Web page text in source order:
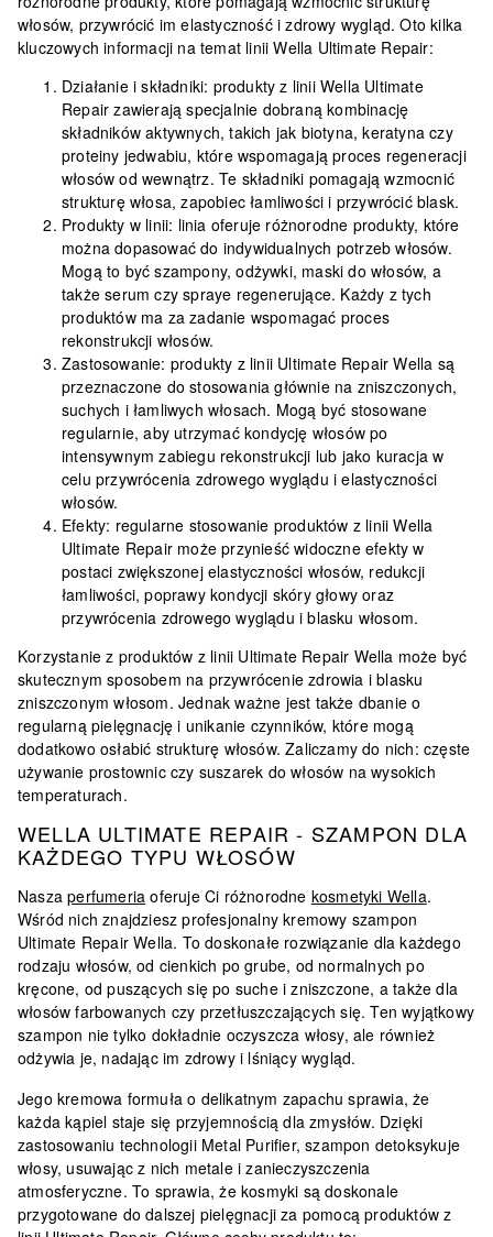
włosów, przywrócić im elastyczność i zdrowy wygląd. Oto kilka
kluczowych informacji na temat linii Wella Ultimate Repair:
Działanie i składniki: produkty z linii Wella Ultimate
Repair zawierają specjalnie dobraną kombinację
składników aktywnych, takich jak biotyna, keratyna czy
proteiny jedwabiu, które wspomagają proces regeneracji
włosów od wewnątrz. Te składniki pomagają wzmocnić
strukturę włosa, zapobiec łamliwości i przywrócić blask.
Produkty w linii: linia oferuje różnorodne produkty, które
można dopasować do indywidualnych potrzeb włosów.
Mogą to być szampony, odżywki, maski do włosów, a
także serum czy spraye regenerujące. Każdy z tych
produktów ma za zadanie wspomagać proces
rekonstrukcji włosów.
Zastosowanie: produkty z linii Ultimate Repair Wella są
przeznaczone do stosowania głównie na zniszczonych,
suchych i łamliwych włosach. Mogą być stosowane
regularnie, aby utrzymać kondycję włosów po
intensywnym zabiegu rekonstrukcji lub jako kuracja w
celu przywrócenia zdrowego wyglądu i elastyczności
włosów.
Efekty: regularne stosowanie produktów z linii Wella
Ultimate Repair może przynieść widoczne efekty w
postaci zwiększonej elastyczności włosów, redukcji
łamliwości, poprawy kondycji skóry głowy oraz
przywrócenia zdrowego wyglądu i blasku włosom.
Korzystanie z produktów z linii Ultimate Repair Wella może być
skutecznym sposobem na przywrócenie zdrowia i blasku
zniszczonym włosom. Jednak ważne jest także dbanie o
regularną pielęgnację i unikanie czynników, które mogą
dodatkowo osłabić strukturę włosów. Zaliczamy do nich: częste
używanie prostownic czy suszarek do włosów na wysokich
temperaturach.
WELLA ULTIMATE REPAIR - SZAMPON DLA
KAŻDEGO TYPU WŁOSÓW
Naszaperfumeria oferuje Ci różnorodne kosmetyki Wella.
Wśród nich znajdziesz profesjonalny kremowy szampon
Ultimate Repair Wella. To doskonałe rozwiązanie dla każdego
rodzaju włosów, od cienkich po grube, od normalnych po
kręcone, od puszących się po suche i zniszczone, a także dla
włosów farbowanych czy przetłuszczających się. Ten wyjątkowy
szampon nie tylko dokładnie oczyszcza włosy, ale również
odżywia je, nadając im zdrowy i lśniący wygląd.
Jego kremowa formuła o delikatnym zapachu sprawia, że
każda kąpiel staje się przyjemnością dla zmysłów. Dzięki
zastosowaniu technologii Metal Purifier, szampon detoksykuje
włosy, usuwając z nich metale i zanieczyszczenia
atmosferyczne. To sprawia, że kosmyki są doskonale
przygotowane do dalszej pielęgnacji za pomocą produktów z